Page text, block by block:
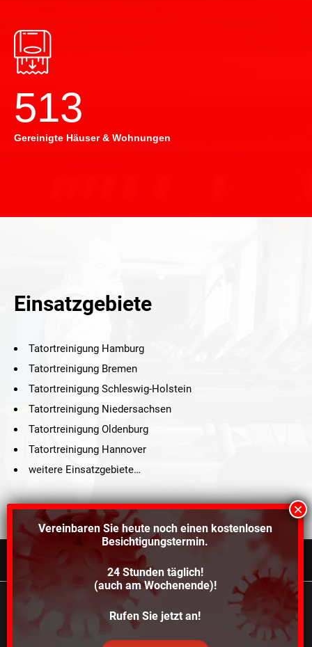
514
Gereinigte Häuser & Wohnungen
Einsatzgebiete
Tatortreinigung Hamburg
Tatortreinigung Bremen
Tatortreinigung Schleswig-Holstein
Tatortreinigung Niedersachsen
Tatortreinigung Oldenburg
Tatortreinigung Hannover
weitere Einsatzgebiete…
©2021 Schröders Service Team Nord, All Rights Reserved.
Schroeder Service Team Nord
Kontakt Impressum Datenschutz
Vereinbaren Sie heute noch einen kostenlosen
Besichtigungstermin.
24 Stunden täglich!
(auch am Wochenende)!
Rufen Sie jetzt an!
Wir verwenden Cookies, um dir die bestmögliche
Erfahrung auf unserer Website zu bieten.
Einstellungenkannst du erfahren, welche Cookies